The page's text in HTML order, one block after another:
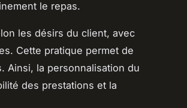
le repas.
les désirs du client, avec
Cette pratique permet de
Ainsi, la personnalisation du
des prestations et la